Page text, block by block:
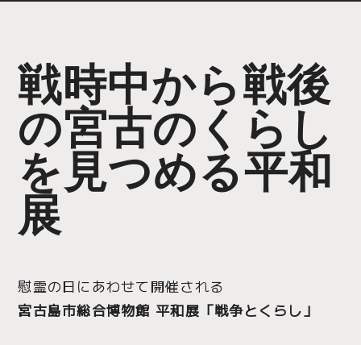
戦時中から戦後
の宮古のくらし
を見つめる平和
展
慰霊の日にあわせて開催される
宮古島市総合博物館 平和展「戦争とくらし」